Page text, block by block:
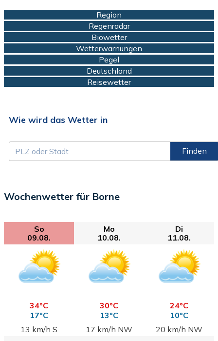
Region
Regenradar
Biowetter
Wetterwarnungen
Pegel
Deutschland
Reisewetter
Wie wird das Wetter in
Finden
Wochenwetter für Borne
So
09.08.
Mo
10.08.
Di
11.08.
34°C
17°C
30°C
13°C
24°C
10°C
13 km/h S
17 km/h NW 20 km/h NW